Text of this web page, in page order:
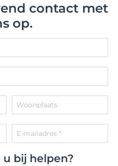
contact met
op.
bij helpen?